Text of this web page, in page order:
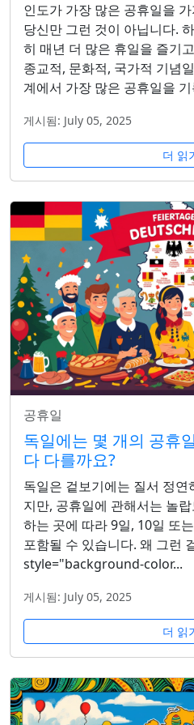
인도가 가장 많은 공휴일을
당신만 그런 것이 아닙니다.
히 매년 더 많은 휴일을 즐기
종교적, 문화적, 국가적 기념
계에서 가장 많은 공휴일을
게시됨: July 05, 2025
더 읽
공휴일
독일에는 몇 개의 공휴
다 다를까요?
독일은 겉보기에는 질서 정연
지만, 공휴일에 관해서는 놀
하는 곳에 따라 9일, 10일 또
포함될 수 있습니다. 왜 그런
style="background-color...
게시됨: July 05, 2025
더 읽